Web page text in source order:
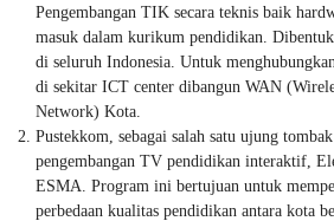
Pengembangan TIK secara teknis baik
masuk dalam kurikum pendidikan.
di seluruh Indonesia. Untuk
di sekitar ICT center dibangun WAN
Network) Kota.
Pustekkom, sebagai salah satu ujung
pengembangan TV pendidikan interaktif,
ESMA. Program ini bertujuan untuk
perbedaan kualitas pendidikan antara kota